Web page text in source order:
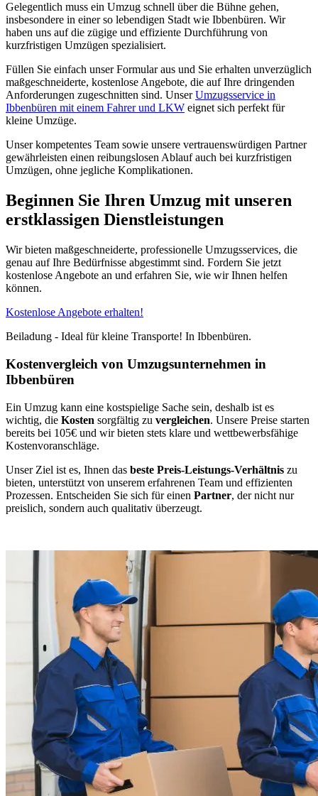
Gelegentlich muss ein Umzug schnell über die Bühne gehen,
insbesondere in einer so lebendigen Stadt wie Ibbenbüren. Wir
haben uns auf die zügige und effiziente Durchführung von
kurzfristigen Umzügen spezialisiert.
Füllen Sie einfach unser Formular aus und Sie erhalten unverzüglich
maßgeschneiderte, kostenlose Angebote, die auf Ihre dringenden
Anforderungen zugeschnitten sind. UnserUmzugsservice in
Ibbenbüren mit einem Fahrer und LKW eignet sich perfekt für
kleine Umzüge.
Unser kompetentes Team sowie unsere vertrauenswürdigen Partner
gewährleisten einen reibungslosen Ablauf auch bei kurzfristigen
Umzügen, ohne jegliche Komplikationen.
Beginnen Sie Ihren Umzug mit unseren
erstklassigen Dienstleistungen
Wir bieten maßgeschneiderte, professionelle Umzugsservices, die
genau auf Ihre Bedürfnisse abgestimmt sind. Fordern Sie jetzt
kostenlose Angebote an und erfahren Sie, wie wir Ihnen helfen
können.
Kostenlose Angebote erhalten!
Beiladung - Ideal für kleine Transporte! In Ibbenbüren.
Kostenvergleich von Umzugsunternehmen in
Ibbenbüren
Ein Umzug kann eine kostspielige Sache sein, deshalb ist es
wichtig, die Kosten sorgfältig zu vergleichen. Unsere Preise starten
bereits bei 105€ und wir bieten stets klare und wettbewerbsfähige
Kostenvoranschläge.
Unser Ziel ist es, Ihnen das beste Preis-Leistungs-Verhältnis zu
bieten, unterstützt von unserem erfahrenen Team und effizienten
Prozessen. Entscheiden Sie sich für einen Partner, der nicht nur
preislich, sondern auch qualitativ überzeugt.